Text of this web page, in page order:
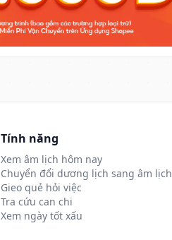
Tính năng
Xem âm lịch hôm nay
Chuyển đổi dương lịch sang âm lịch
Gieo quẻ hỏi việc
Tra cứu can chi
Xem ngày tốt xấu